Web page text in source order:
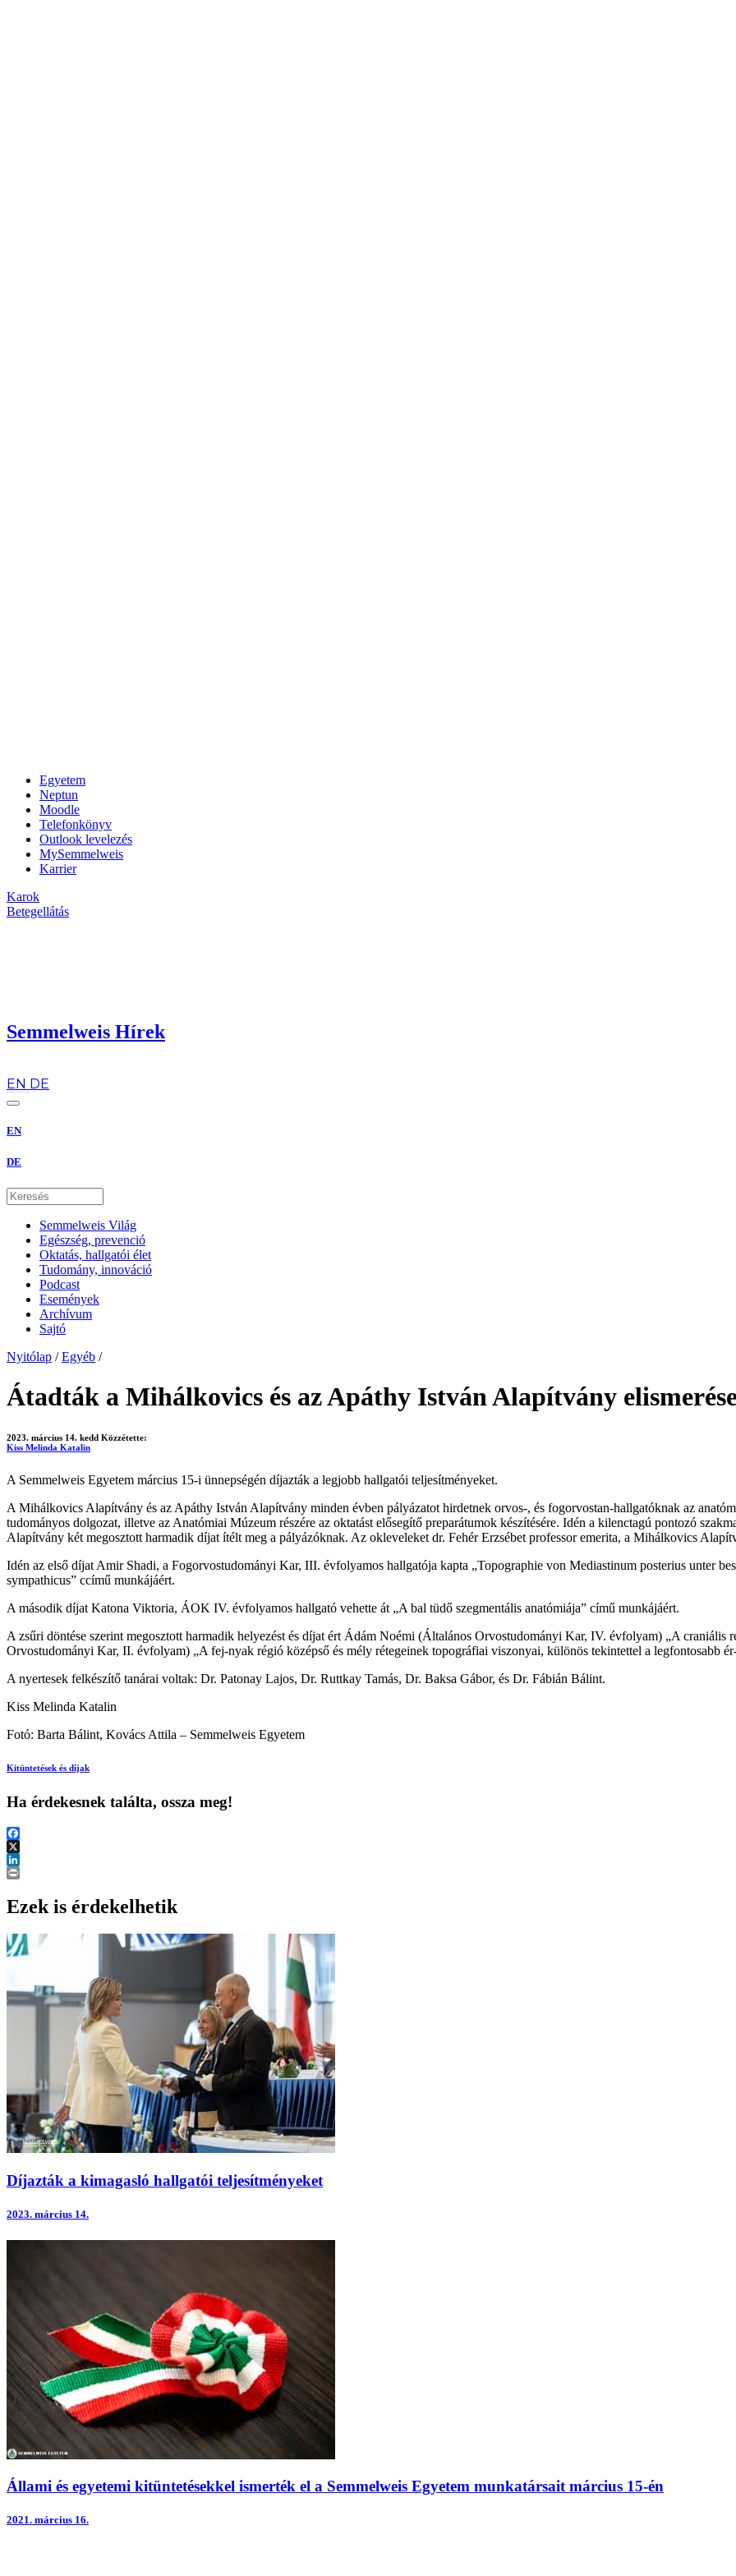
Egyetem
Neptun
Moodle
Telefonkönyv
Outlook levelezés
MySemmelweis
Karrier
Karok
Betegellátás
Semmelweis Hírek
EN DE
EN
DE
Semmelweis Világ
Egészség, prevenció
Oktatás, hallgatói élet
Tudomány, innováció
Podcast
Események
Archívum
Sajtó
Nyitólap / Egyéb /
Átadták a Mihálkovics és az Apáthy István Alapítvány
2023. március 14. kedd Közzétette:
Kiss Melinda Katalin
A Semmelweis Egyetem március 15-i ünnepségén díjazták a legjobb hallgatói teljesítményeket.
A Mihálkovics Alapítvány és az Apáthy István Alapítvány minden évben pályázatot hirdetnek orvos-, és fogorvostan-hallgatóknak az
tudományos dolgozat, illetve az Anatómiai Múzeum részére az oktatást elősegítő preparátumok készítésére. Idén a kilenctagú pontozó
Alapítvány két megosztott harmadik díjat ítélt meg a pályázóknak. Az okleveleket dr. Fehér Erzsébet professor emerita, a Mihálkovics
Idén az első díjat Amir Shadi, a Fogorvostudományi Kar, III. évfolyamos hallgatója kapta „Topographie von Mediastinum posterius unter
sympathicus” ccímű munkájáért.
A második díjat Katona Viktoria, ÁOK IV. évfolyamos hallgató vehette át „A bal tüdő szegmentális anatómiája” című munkájáért.
A zsűri döntése szerint megosztott harmadik helyezést és díjat ért Ádám Noémi (Általános Orvostudományi Kar, IV. évfolyam) „A craniális
Orvostudományi Kar, II. évfolyam) „A fej-nyak régió középső és mély rétegeinek topográfiai viszonyai, különös tekintettel a legfontosabb
A nyertesek felkészítő tanárai voltak: Dr. Patonay Lajos, Dr. Ruttkay Tamás, Dr. Baksa Gábor, és Dr. Fábián Bálint.
Kiss Melinda Katalin
Fotó: Barta Bálint, Kovács Attila – Semmelweis Egyetem
Kitüntetések és díjak
Ha érdekesnek találta, ossza meg!
Facebook
X
LinkedIn
Ezek is érdekelhetik
Díjazták a kimagasló hallgatói teljesítményeket
2023. március 14.
Állami és egyetemi kitüntetésekkel ismerték el a Semmelweis Egyetem munkatársait március 15-én
2021. március 16.